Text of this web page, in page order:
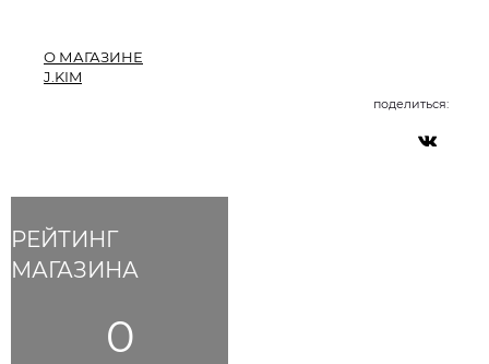
РЕЙТИНГ
МАГАЗИНА
0
О МАГАЗИНЕ
J.KIM
поделиться: